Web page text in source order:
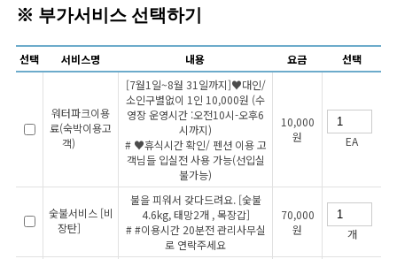
※ 부가서비스 선택하기
선택 서비스명 내용 요금 선택
워터파크이용
료(숙박이용고
객)
[7월1일~8월 31일까지]♥대인/
소인구별없이 1인 10,000원 (수
영장 운영시간 :오전10시-오후6
시까지)
# ♥휴식시간 확인/ 펜션 이용 고
객님들 입실전 사용 가능(선입실
불가능)
10,000
원
EA
숯불서비스 [비
장탄]
불을 피워서 갖다드려요. [숯불
4.6kg, 태망2개 , 목장갑]
# #이용시간 20분전 관리사무실
로 연락주세요
70,000
원
개